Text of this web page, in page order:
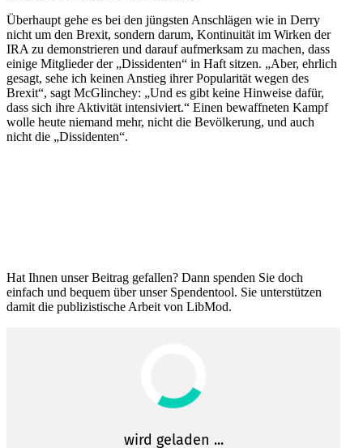
Überhaupt gehe es bei den jüngsten Anschlägen wie in Derry
nicht um den Brexit, sondern darum, Konti­nuität im Wirken der
IRA zu demons­trieren und darauf aufmerksam zu machen, dass
einige Mitglieder der „Dissi­denten“ in Haft sitzen. „Aber, ehrlich
gesagt, sehe ich keinen Anstieg ihrer Popula­rität wegen des
Brexit“, sagt McGlinchey: „Und es gibt keine Hinweise dafür,
dass sich ihre Aktivität inten­si­viert.“ Einen bewaff­neten Kampf
wolle heute niemand mehr, nicht die Bevöl­kerung, und auch
nicht die „Dissi­denten“.
Hat Ihnen unser Beitrag gefallen? Dann spenden Sie doch
einfach und bequem über unser Spendentool. Sie unter­stützen
damit die publi­zis­tische Arbeit von LibMod.